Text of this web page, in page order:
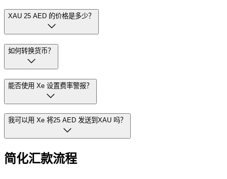
XAU 25 AED 的价格是多少？
如何转换货币？
能否使用 Xe 设置费率警报？
我可以用 Xe 将25 AED 发送到XAU 吗？
简化汇款流程